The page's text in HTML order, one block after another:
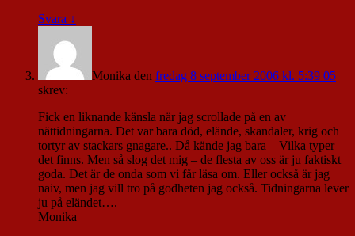
Svara ↓
Monika den fredag 8 september 2006 kl. 5:39 05
skrev:
Fick en liknande känsla när jag scrollade på en av
nättidningarna. Det var bara död, elände, skandaler, krig och
tortyr av stackars gnagare.. Då kände jag bara – Vilka typer
det finns. Men så slog det mig – de flesta av oss är ju faktiskt
goda. Det är de onda som vi får läsa om. Eller också är jag
naiv, men jag vill tro på godheten jag också. Tidningarna lever
ju på eländet….
Monika